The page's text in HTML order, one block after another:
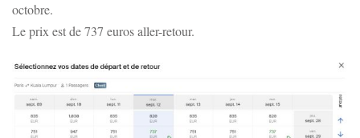
octobre.
Le prix est de 737 euros aller-retour.